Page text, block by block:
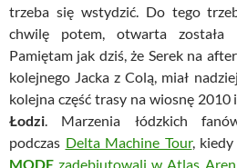
trzeba się wstydzić. Do tego
chwilę potem, otwarta
Pamiętam jak dziś, że Serek na
kolejnego Jacka z Colą, miał
kolejna część trasy na wiosnę 2010
Łodzi. Marzenia łódzkich
podczas Delta Machine Tour, kiedy
MODE zadebiutowali w Atlas